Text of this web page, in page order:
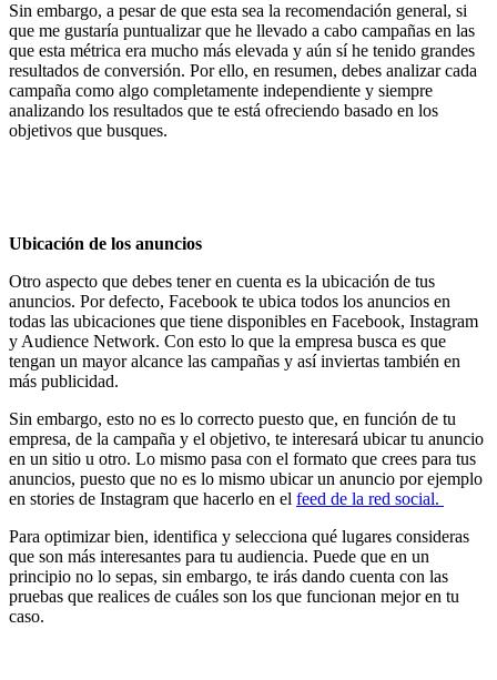
Sin embargo, a pesar de que esta sea la recomendación general, si
que me gustaría puntualizar que he llevado a cabo campañas en las
que esta métrica era mucho más elevada y aún sí he tenido grandes
resultados de conversión. Por ello, en resumen, debes analizar cada
campaña como algo completamente independiente y siempre
analizando los resultados que te está ofreciendo basado en los
objetivos que busques.
Ubicación de los anuncios
Otro aspecto que debes tener en cuenta es la ubicación de tus
anuncios. Por defecto, Facebook te ubica todos los anuncios en
todas las ubicaciones que tiene disponibles en Facebook, Instagram
y Audience Network. Con esto lo que la empresa busca es que
tengan un mayor alcance las campañas y así inviertas también en
más publicidad.
Sin embargo, esto no es lo correcto puesto que, en función de tu
empresa, de la campaña y el objetivo, te interesará ubicar tu anuncio
en un sitio u otro. Lo mismo pasa con el formato que crees para tus
anuncios, puesto que no es lo mismo ubicar un anuncio por ejemplo
en stories de Instagram que hacerlo en el feed de la red social.
Para optimizar bien, identifica y selecciona qué lugares consideras
que son más interesantes para tu audiencia. Puede que en un
principio no lo sepas, sin embargo, te irás dando cuenta con las
pruebas que realices de cuáles son los que funcionan mejor en tu
caso.